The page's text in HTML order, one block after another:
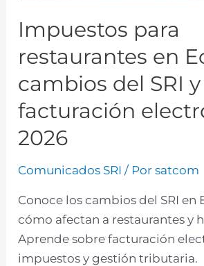
Impuestos para
restaurantes en
cambios del SRI y
facturación
2026
Comunicados SRI / Porsatcom
Conoce los cambios del SRI en
cómo afectan a restaurantes y
Aprende sobre facturación
impuestos y gestión tributaria.